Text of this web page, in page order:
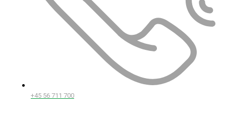
+45 56 711 700